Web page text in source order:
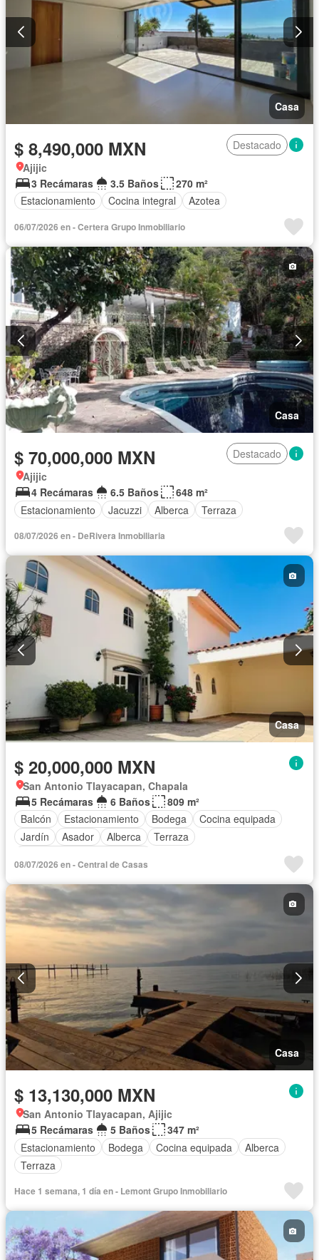
Casa
$ 8,490,000 MXN
Destacado
Ajijic
3 Recámaras
3.5 Baños
270 m²
Estacionamiento
Cocina integral Azotea
06/07/2026 en - Certera Grupo Inmobiliario
Casa
$ 70,000,000 MXN
Destacado
Ajijic
4 Recámaras
6.5 Baños
648 m²
Estacionamiento
Jacuzzi Alberca Terraza
08/07/2026 en - DeRivera Inmobiliaria
Casa
$ 20,000,000 MXN
San Antonio Tlayacapan, Chapala
5 Recámaras
6 Baños
809 m²
Balcón
Estacionamiento Bodega
Cocina equipada
Jardín
Asador Alberca
Terraza
08/07/2026 en - Central de Casas
Casa
$ 13,130,000 MXN
San Antonio Tlayacapan, Ajijic
5 Recámaras
5 Baños
347 m²
Estacionamiento
Bodega Cocina equipada
Alberca
Terraza
Hace 1 semana, 1 día en - Lemont Grupo Inmobiliario